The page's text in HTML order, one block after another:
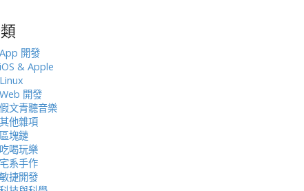
App 開發
iOS & Apple
Linux
Web 開發
假文青聽音樂
其他雜項
區塊鏈
吃喝玩樂
宅系手作
敏捷開發